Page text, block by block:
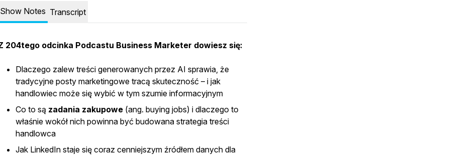
Show Notes Transcript
204tego odcinka Podcastu Business Marketer dowiesz się:
Dlaczego zalew treści generowanych przez AI sprawia, że
tradycyjne posty marketingowe tracą skuteczność – i jak
handlowiec może się wybić w tym szumie informacyjnym
Co to są zadania zakupowe (ang. buying jobs) i dlaczego to
właśnie wokół nich powinna być budowana strategia treści
handlowca
Jak LinkedIn staje się coraz cenniejszym źródłem danych dla